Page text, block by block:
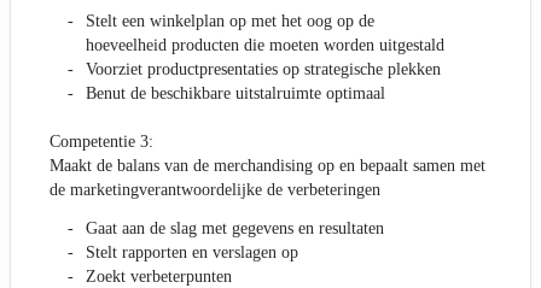
Stelt een winkelplan op met het oog op de
hoeveelheid producten die moeten worden uitgestald
Voorziet productpresentaties op strategische plekken
Benut de beschikbare uitstalruimte optimaal
Competentie 3:
Maakt de balans van de merchandising op en bepaalt samen met
de marketingverantwoordelijke de verbeteringen
Gaat aan de slag met gegevens en resultaten
Stelt rapporten en verslagen op
Zoekt verbeterpunten